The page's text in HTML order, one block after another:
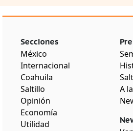
Secciones
México
Internacional
Coahuila
Saltillo
Opinión
Economía
Utilidad
A